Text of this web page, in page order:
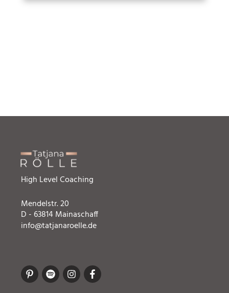
High Level Coaching
Mendelstr. 20
D - 63814 Mainaschaff
info@tatjanaroelle.de